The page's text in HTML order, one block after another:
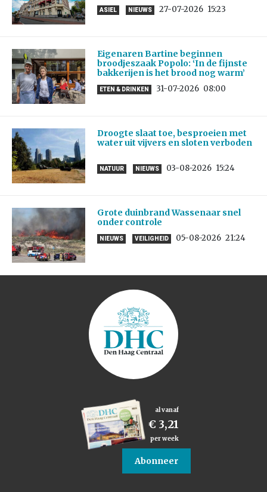
ASIEL NIEUWS 27-07-2026 15:23
Eigenaren Bartine beginnen
broodjeszaak Popolo: ‘In de fijnste
bakkerijen is het brood nog warm’
ETEN & DRINKEN 31-07-2026 08:00
Droogte slaat toe, besproeien met
water uit vijvers en sloten verboden
NATUUR NIEUWS 03-08-2026 15:24
Grote duinbrand Wassenaar snel
onder controle
NIEUWS VEILIGHEID 05-08-2026 21:24
al vanaf
€ 3,21
per week
Abonneer